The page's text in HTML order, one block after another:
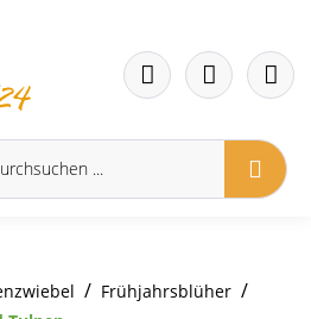
/ Frühjahrsblüher /